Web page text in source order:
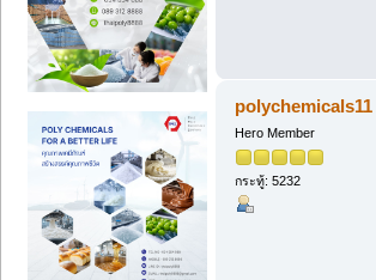
polychemicals11
Hero Member
กระทู้: 5232